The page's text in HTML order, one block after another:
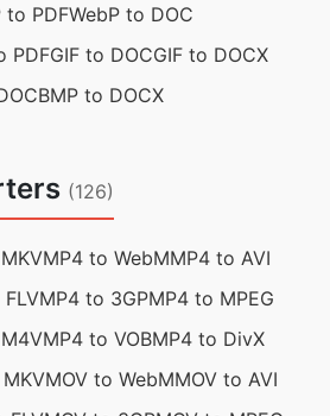
to PDFWebP to DOC
PDFGIF to DOCGIF to DOCX
BMP to DOCX
(126)
MP4 to WebMMP4 to AVI
MP4 to 3GPMP4 to MPEG
MP4 to VOBMP4 to DivX
MOV to WebMMOV to AVI